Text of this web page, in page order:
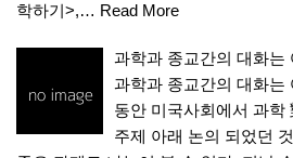
학하기>,… Read More
과학과 종교간의 대화는
과학과 종교간의 대화는
동안 미국사회에서 과학
주제 아래 논의 되었던